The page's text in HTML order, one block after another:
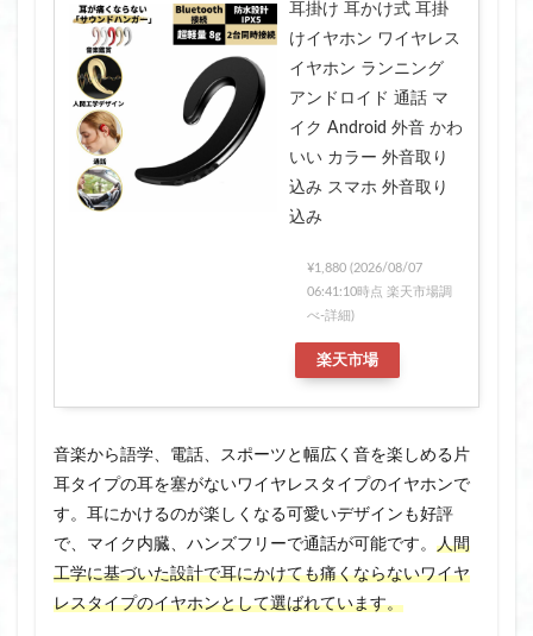
耳掛け 耳かけ式 耳掛
けイヤホン ワイヤレス
イヤホン ランニング
アンドロイド 通話 マ
イク Android 外音 かわ
いい カラー 外音取り
込み スマホ 外音取り
込み
¥1,880 (2026/08/07
06:41:10時点 楽天市場調
べ-詳細)
楽天市場
音楽から語学、電話、スポーツと幅広く音を楽しめる片
耳タイプの耳を塞がないワイヤレスタイプのイヤホンで
す。耳にかけるのが楽しくなる可愛いデザインも好評
で、マイク内臓、ハンズフリーで通話が可能です。 人間
工学に基づいた設計で耳にかけても痛くならないワイヤ
レスタイプのイヤホンとして選ばれています。